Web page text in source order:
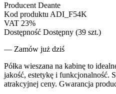
Producent Deante
Kod produktu ADI_F54K
VAT 23%
Dostępność Dostępny (39 szt.)
— Zamów już dziś
Półka wieszana na kabinę to
jakość, estetykę i funkcjonalność.
atrakcyjnej ceny. Gwarancja